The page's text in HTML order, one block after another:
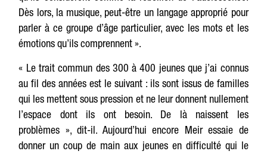
Dès lors, la musique, peut-être un langage approprié pour
parler à ce groupe d’âge particulier, avec les mots et les
émotions qu’ils comprennent ».
« Le trait commun des 300 à 400 jeunes que j’ai connus
au fil des années est le suivant : ils sont issus de familles
qui les mettent sous pression et ne leur donnent nullement
l’espace dont ils ont besoin. De là naissent les
problèmes », dit-il. Aujourd’hui encore Meir essaie de
donner un coup de main aux jeunes en difficulté qui le